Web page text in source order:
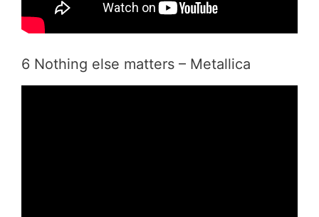
6 Nothing else matters – Metallica